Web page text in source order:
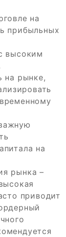
на
прибыльных
высоким
на рынке,
на
рынка –
приводит